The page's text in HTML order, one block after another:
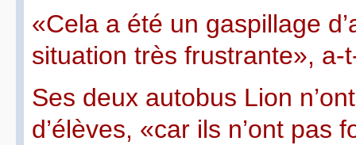
«Cela a été un gaspillage
situation très frustrante», a-
Ses deux autobus Lion
d’élèves, «car ils n’ont pas